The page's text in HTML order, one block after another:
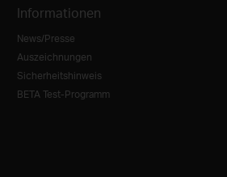
Informationen
News/Presse
Auszeichnungen
Sicherheitshinweis
BETA Test-Programm